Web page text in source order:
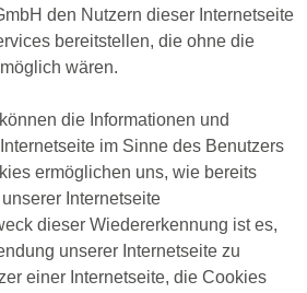
den Nutzern dieser Internetseite
bereitstellen, die ohne die
wären.
die Informationen und
im Sinne des Benutzers
ermöglichen uns, wie bereits
Internetseite
dieser Wiedererkennung ist es,
unserer Internetseite zu
einer Internetseite, die Cookies